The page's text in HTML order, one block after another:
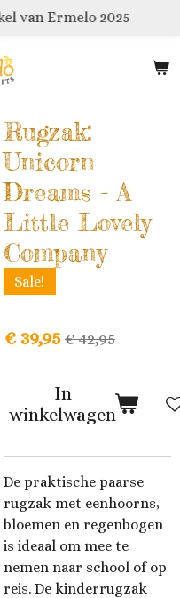
van Ermelo 2025
Rugzak:
Unicorn
Dreams - A
Little Lovely
Company
Sale!
€ 39,95 € 42,95
In
winkelwagen
De praktische paarse
rugzak met eenhoorns,
bloemen en regenbogen
is ideaal om mee te
nemen naar school of op
reis. De kinderrugzak